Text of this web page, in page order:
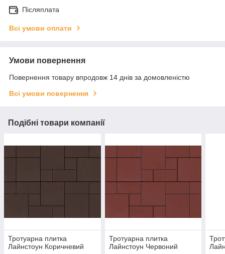
Післяплата
Всі умови оплати
Умови повернення
Повернення товару впродовж 14 днів за домовленістю
Всі умови повернення
Подібні товари компанії
Тротуарна плитка
Лайнстоун Коричневий
Тротуарна плитка
Лайнстоун Червоний